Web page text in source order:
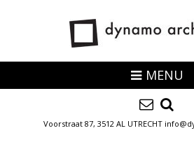
MENU
Voorstraat 87, 3512 AL UTRECHT